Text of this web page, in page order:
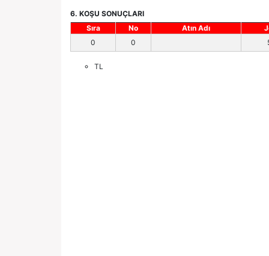
6. KOŞU SONUÇLARI
Sıra
No Atın Adı
0
0
TL